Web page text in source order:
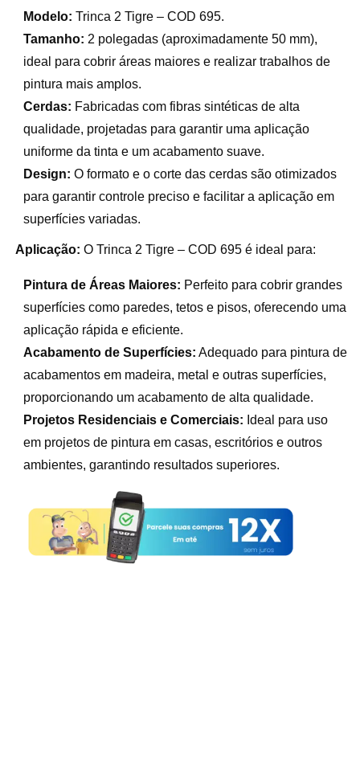
Modelo: Trinca 2 Tigre – COD 695.
Tamanho: 2 polegadas (aproximadamente 50 mm),
ideal para cobrir áreas maiores e realizar trabalhos de
pintura mais amplos.
Cerdas: Fabricadas com fibras sintéticas de alta
qualidade, projetadas para garantir uma aplicação
uniforme da tinta e um acabamento suave.
Design: O formato e o corte das cerdas são otimizados
para garantir controle preciso e facilitar a aplicação em
superfícies variadas.
Aplicação: O Trinca 2 Tigre – COD 695 é ideal para:
Pintura de Áreas Maiores: Perfeito para cobrir grandes
superfícies como paredes, tetos e pisos, oferecendo uma
aplicação rápida e eficiente.
Acabamento de Superfícies: Adequado para pintura de
acabamentos em madeira, metal e outras superfícies,
proporcionando um acabamento de alta qualidade.
Projetos Residenciais e Comerciais: Ideal para uso
em projetos de pintura em casas, escritórios e outros
ambientes, garantindo resultados superiores.